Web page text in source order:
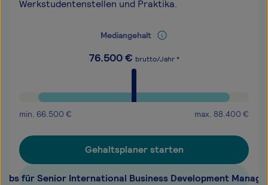
Werkstudentenstellen und Praktika.
Mediangehalt
76.500€ brutto/Jahr *
min. 66.500 € max. 88.400 €
Gehaltsplaner starten
für Senior International Business Development